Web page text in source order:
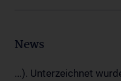
News
...). Unterzeichnet